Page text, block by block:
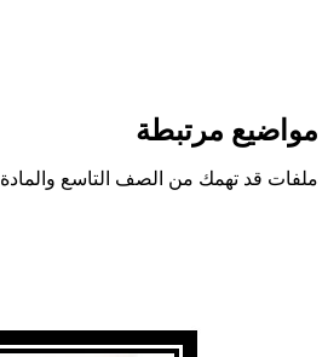
مواضيع مرتبطة
ملفات قد تهمك من الصف التاسع والمادة